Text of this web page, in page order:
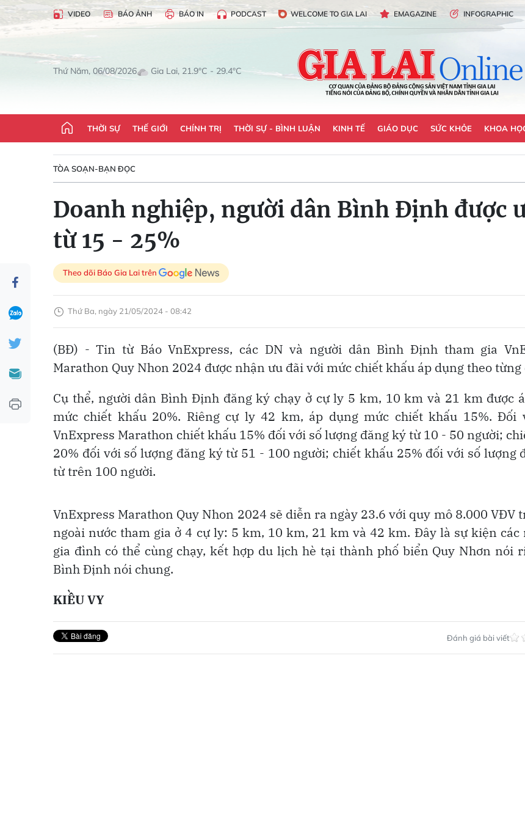
VIDEO BÁO ẢNH BÁO IN PODCAST WELCOME TO GIA LAI EMAGAZINE INFOGRAPHIC
Thứ Năm, 06/08/2026 Gia Lai, 21.9°C - 29.4°C
THỜI SỰ THẾ GIỚI CHÍNH TRỊ THỜI SỰ - BÌNH LUẬN KINH TẾ GIÁO DỤC SỨC KHỎE KHOA
TÒA SOẠN-BẠN ĐỌC
Doanh nghiệp, người dân Bình Định được
từ 15 - 25%
Theo dõi Báo Gia Lai trên
Thứ Ba, ngày 21/05/2024 - 08:42
(BĐ) - Tin từ Báo VnExpress, các DN và người dân Bình Định tham gia
Marathon Quy Nhon 2024 được nhận ưu đãi với mức chiết khấu áp dụng theo từng
Cụ thể, người dân Bình Định đăng ký chạy ở cự ly 5 km, 10 km và 21 km được
mức chiết khấu 20%. Riêng cự ly 42 km, áp dụng mức chiết khấu 15%. Đối
VnExpress Marathon chiết khấu 15% đối với số lượng đăng ký từ 10 - 50 người;
20% đối với số lượng đăng ký từ 51 - 100 người; chiết khấu 25% đối với số lượng
từ trên 100 người.
VnExpress Marathon Quy Nhon 2024 sẽ diễn ra ngày 23.6 với quy mô 8.000 VĐV
ngoài nước tham gia ở 4 cự ly: 5 km, 10 km, 21 km và 42 km. Đây là sự kiện các
gia đình có thể cùng chạy, kết hợp du lịch hè tại thành phố biển Quy Nhơn nói
Bình Định nói chung.
KIỀU VY
Đánh giá bài viết